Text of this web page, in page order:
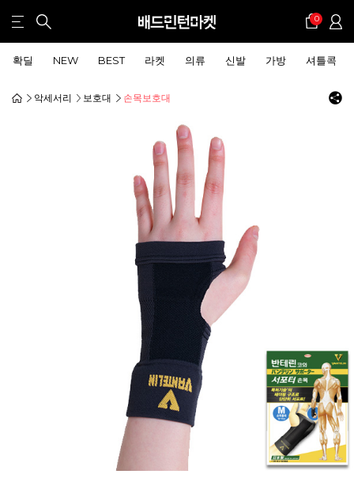
0
확딜 NEW BEST 라켓 의류 신발 가방 셔틀콕
악세서리 보호대 손목보호대